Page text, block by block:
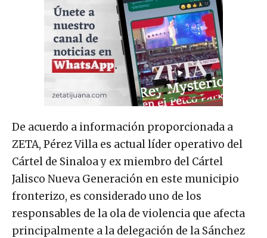
De acuerdo a información proporcionada a
ZETA, Pérez Villa es actual líder operativo del
Cártel de Sinaloa y ex miembro del Cártel
Jalisco Nueva Generación en este municipio
fronterizo, es considerado uno de los
responsables de la ola de violencia que afecta
principalmente a la delegación de la Sánchez